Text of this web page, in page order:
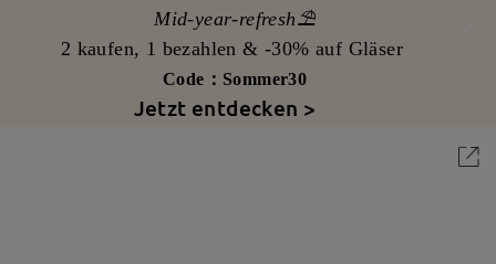
Mid-year-refresh⛱️
2 kaufen, 1 bezahlen & -30% auf Gläser
Code：Sommer30
Jetzt entdecken >